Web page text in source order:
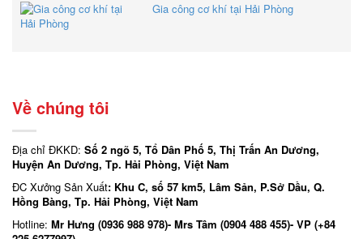
Gia công cơ khí tại Hải Phòng
Về chúng tôi
Địa chỉ ĐKKD: Số 2 ngõ 5, Tổ Dân Phố 5, Thị Trấn An Dương,
Huyện An Dương, Tp. Hải Phòng, Việt Nam
ĐC Xưởng Sản Xuất: Khu C, số 57 km5, Lâm Sản, P.Sở Dầu, Q.
Hồng Bàng, Tp. Hải Phòng, Việt Nam
Hotline: Mr Hưng (0936 988 978)- Mrs Tâm (0904 488 455)- VP (+84